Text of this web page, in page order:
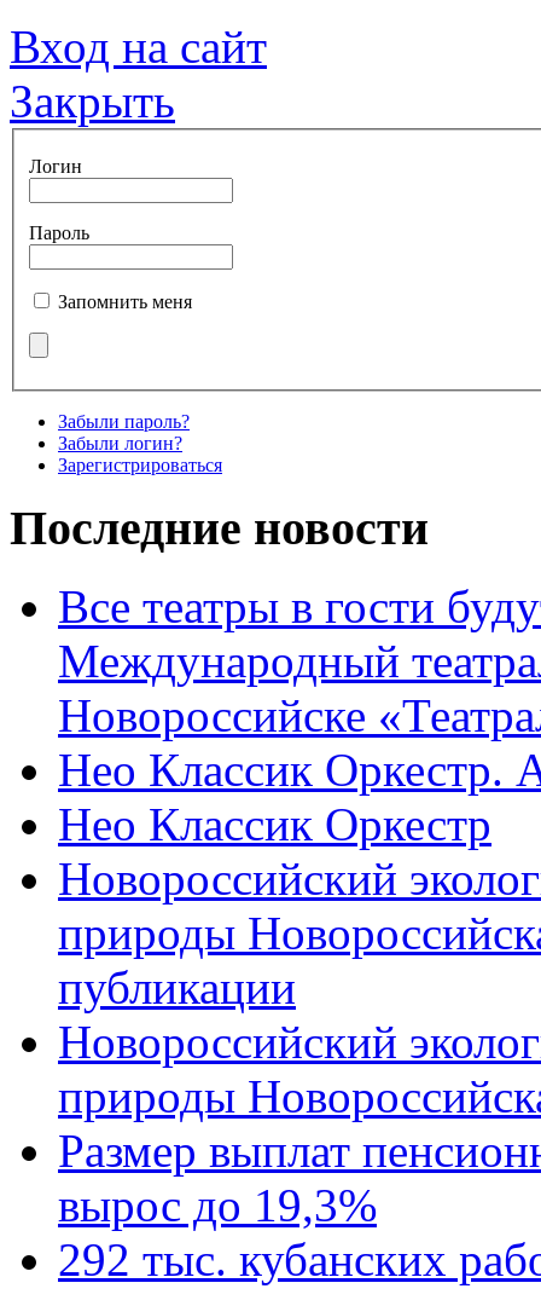
Вход на сайт
Закрыть
Логин
Пароль
Запомнить меня
Забыли пароль?
Забыли логин?
Зарегистрироваться
Последние новости
Все театры в гости
Международный
Новороссийске
Нео Классик Оркестр.
Нео Классик Оркестр
Новороссийский
природы
публикации
Новороссийский
природы
Размер выплат
вырос до 19,3%
292 тыс. кубанских